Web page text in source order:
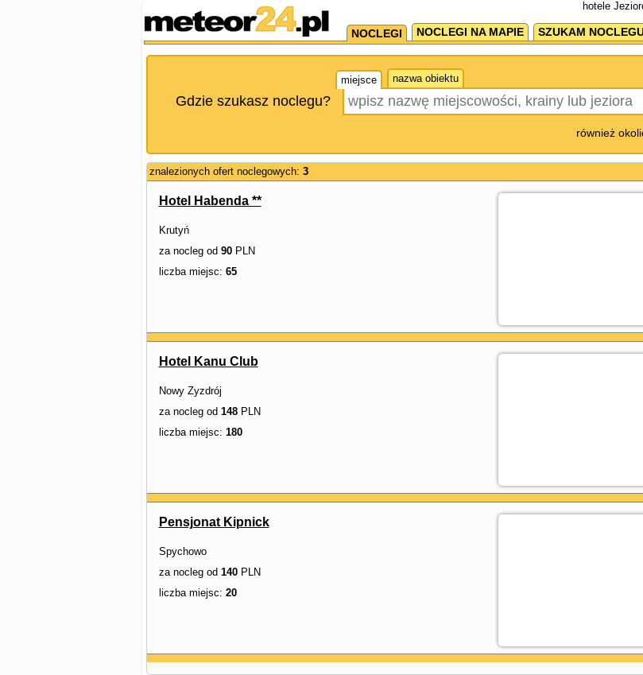
hotele
NOCLEGI NOCLEGI NA MAPIE SZUKAM
miejsce nazwa obiektu
Gdzie szukasz noclegu?
również
znalezionych ofert noclegowych: 3
Hotel Habenda **
Krutyń
za nocleg od 90PLN
liczba miejsc: 65
Hotel Kanu Club
Nowy Zyzdrój
za nocleg od 148PLN
liczba miejsc: 180
Pensjonat Kipnick
Spychowo
za nocleg od 140PLN
liczba miejsc: 20